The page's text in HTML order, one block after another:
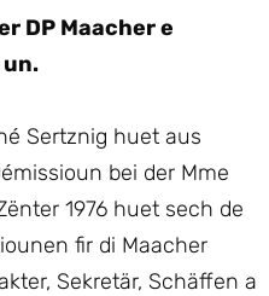
DP Maacher e
un.
Sertznig huet aus
bei der Mme
1976 huet sech de
fir di Maacher
Sekretär, Schäffen a